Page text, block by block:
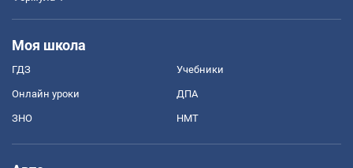
Моя школа
ГДЗ Учебники
Онлайн уроки ДПА
ЗНО НМТ